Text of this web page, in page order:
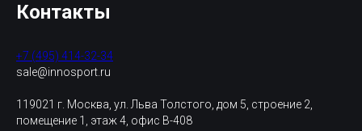
Контакты
+7 (495) 414-32-34
sale@innosport.ru
119021 г. Москва, ул. Льва Толстого, дом 5, строение 2,
помещение 1, этаж 4, офис В-408